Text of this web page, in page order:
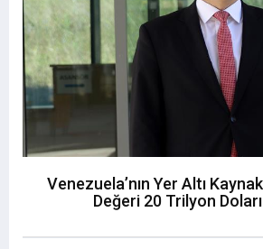
Venezuela’nın Yer Altı
Değeri 20 Trilyon